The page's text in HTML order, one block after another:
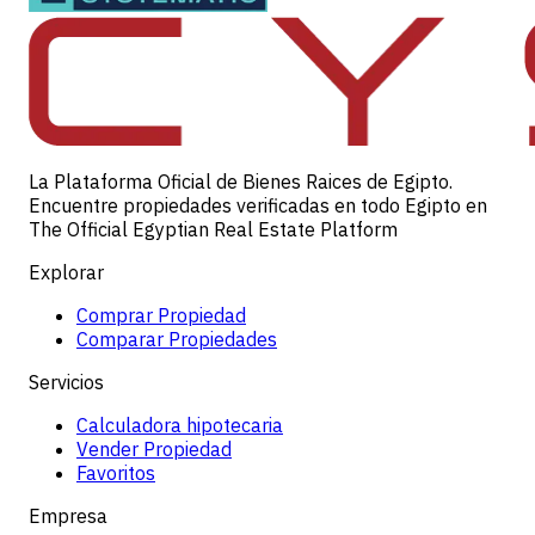
La Plataforma Oficial de Bienes Raices de Egipto.
Encuentre propiedades verificadas en todo Egipto en
The Official Egyptian Real Estate Platform
Explorar
Comprar Propiedad
Comparar Propiedades
Servicios
Calculadora hipotecaria
Vender Propiedad
Favoritos
Empresa